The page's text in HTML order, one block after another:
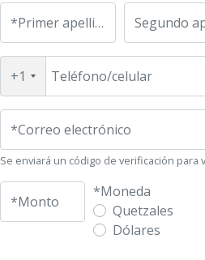
*Primer apellido
+1 Teléfono/celular
*Correo electrónico
Se enviará un código de verificación para
*Monto
*Moneda
Quetzales
Dólares